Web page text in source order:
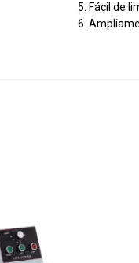
5. Fácil de
6.